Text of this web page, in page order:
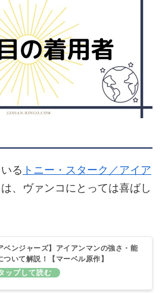
る トニー・スターク／アイア
、ヴァンコにとっては喜ばし
ベンジャーズ】アイアンマンの強さ・能
ついて解説！【マーベル原作】